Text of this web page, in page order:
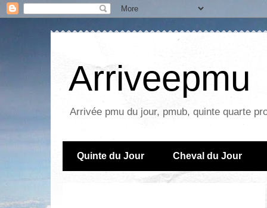
Arriveepmu
Arrivée pmu du jour, pmub, quinte quarte
Quinte du Jour Cheval du Jour